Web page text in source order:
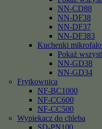
NN-CD88
NN-DF38
NN-DF37
NN-DF383
Kuchenki
Pokaż
NN-GD38
NN-GD34
Frytkownica
NF-BC1000
NF-CC600
NF-CC500
Wypiekacz do chleba
SD-PN100